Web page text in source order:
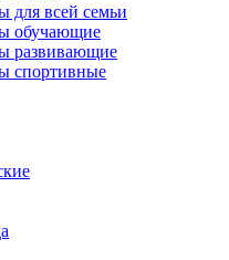
для всей семьи
обучающие
развивающие
спортивные